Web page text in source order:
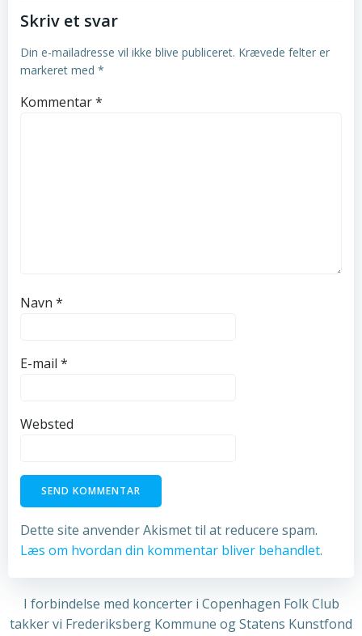
Skriv et svar
Din e-mailadresse vil ikke blive publiceret. Krævede felter er
markeret med *
Kommentar*
Navn *
E-mail *
Websted
Dette site anvender Akismet til at reducere spam.
Læs om hvordan din kommentar bliver behandlet.
I forbindelse med koncerter i Copenhagen Folk Club
takker vi Frederiksberg Kommune og Statens Kunstfond